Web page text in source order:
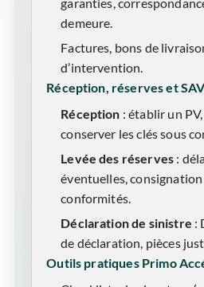
demeure.
Factures, bons de
d’intervention.
Réception, réserves et
Réception : établir un
conserver les clés sous
Levée des réserves :
éventuelles, consignation
conformités.
Déclaration de sinistre :
de déclaration, pièces
Outils pratiques Primo